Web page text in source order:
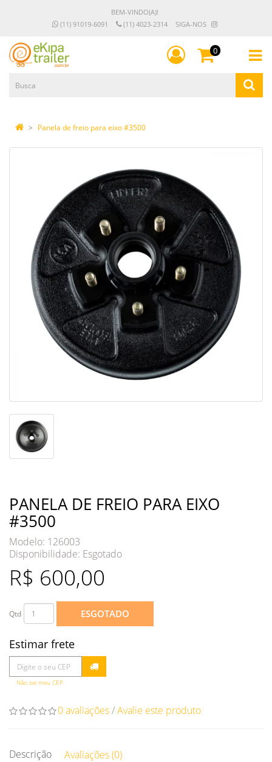
BEM-VINDO(A)!
(11) 91019-6091
(11) 4023-2314 SIGA-NOS
0
Panela de freio para eixo #3500
PANELA DE FREIO PARA EIXO
#3500
Modelo: 126003
Disponibilidade: Esgotado
R$ 600,00
Qtd ESGOTADO
Estimar frete
Não sei meu CEP
0 avaliações/Avalie este produto
Descrição Avaliações (0)